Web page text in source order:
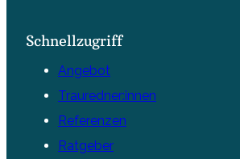
Schnellzugriff
Angebot
Trauredner:innen
Referenzen
Ratgeber